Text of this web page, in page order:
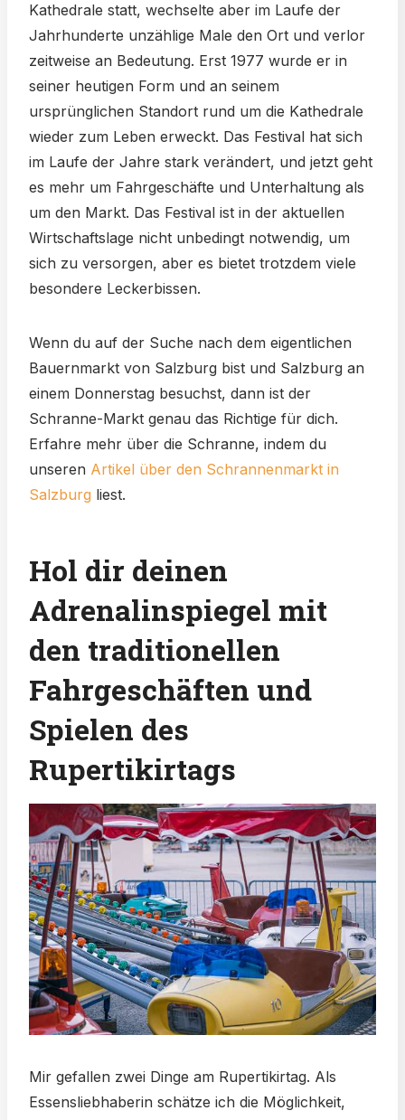
Kathedrale statt, wechselte aber im Laufe der
Jahrhunderte unzählige Male den Ort und verlor
zeitweise an Bedeutung. Erst 1977 wurde er in
seiner heutigen Form und an seinem
ursprünglichen Standort rund um die Kathedrale
wieder zum Leben erweckt. Das Festival hat sich
im Laufe der Jahre stark verändert, und jetzt geht
es mehr um Fahrgeschäfte und Unterhaltung als
um den Markt. Das Festival ist in der aktuellen
Wirtschaftslage nicht unbedingt notwendig, um
sich zu versorgen, aber es bietet trotzdem viele
besondere Leckerbissen.
Wenn du auf der Suche nach dem eigentlichen
Bauernmarkt von Salzburg bist und Salzburg an
einem Donnerstag besuchst, dann ist der
Schranne-Markt genau das Richtige für dich.
Erfahre mehr über die Schranne, indem du
unseren Artikel über den Schrannenmarkt in
Salzburg liest.
Hol dir deinen
Adrenalinspiegel mit
den traditionellen
Fahrgeschäften und
Spielen des
Rupertikirtags
Mir gefallen zwei Dinge am Rupertikirtag. Als
Essensliebhaberin schätze ich die Möglichkeit,